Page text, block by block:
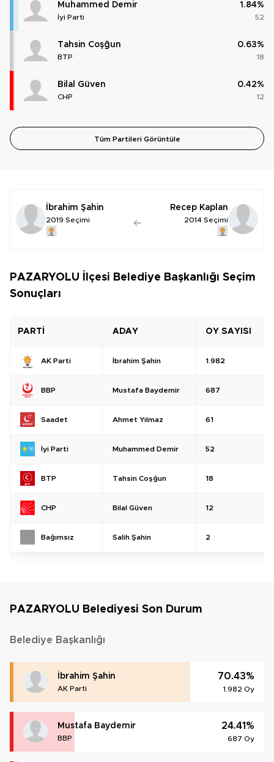
Muhammed Demir
İyi Parti
1.84%
52
Tahsin Coşğun
BTP
0.63%
18
Bilal Güven
CHP
0.42%
12
Tüm Partileri Görüntüle
İbrahim Şahin
2019 Seçimi
Recep Kaplan
2014 Seçimi
PAZARYOLU İlçesi Belediye Başkanlığı Seçim
Sonuçları
PARTİ ADAY OY SAYISI
AK Parti İbrahim Şahin 1.982
BBP Mustafa Baydemir 687
Saadet Ahmet Yılmaz 61
İyi Parti Muhammed Demir 52
BTP Tahsin Coşğun 18
CHP Bilal Güven 12
Bağımsız Salih Şahin 2
PAZARYOLU Belediyesi Son Durum
Belediye Başkanlığı
İbrahim Şahin
AK Parti
70.43%
1.982 Oy
Mustafa Baydemir
BBP
24.41%
687 Oy